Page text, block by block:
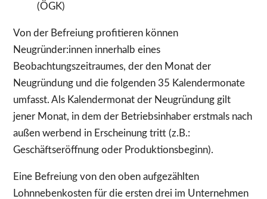
(ÖGK)
Von der Befreiung profitieren können
Neugründer:innen innerhalb eines
Beobachtungszeitraumes, der den Monat der
Neugründung und die folgenden 35 Kalendermonate
umfasst. Als Kalendermonat der Neugründung gilt
jener Monat, in dem der Betriebsinhaber erstmals nach
außen werbend in Erscheinung tritt (z.B.:
Geschäftseröffnung oder Produktionsbeginn).
Eine Befreiung von den oben aufgezählten
Lohnnebenkosten für die ersten drei im Unternehmen